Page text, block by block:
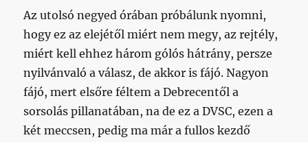
Az utolsó negyed órában próbálunk nyomni,
hogy ez az elejétől miért nem megy, az rejtély,
miért kell ehhez három gólós hátrány, persze
nyilvánvaló a válasz, de akkor is fájó. Nagyon
fájó, mert elsőre féltem a Debrecentől a
sorsolás pillanatában, na de ez a DVSC, ezen a
két meccsen, pedig ma már a fullos kezdő